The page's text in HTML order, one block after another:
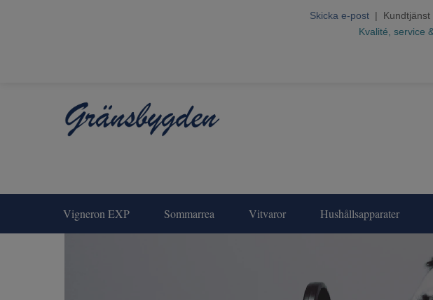
Skicka e-post | Kundtjänst
Kvalité, service
Vigneron EXP Sommarrea Vitvaror Hushållsapparater